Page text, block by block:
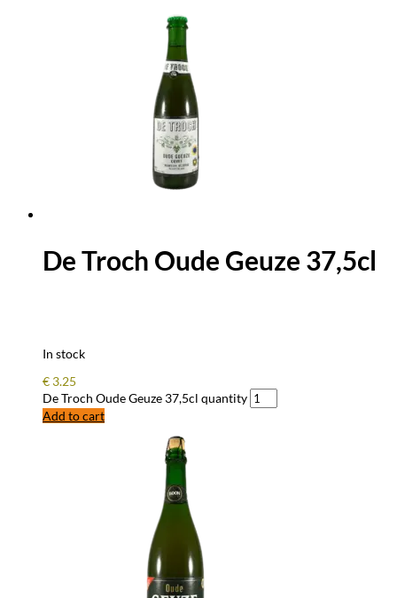
De Troch Oude Geuze 37,5cl
In stock
€ 3.25
De Troch Oude Geuze 37,5cl quantity
Add to cart